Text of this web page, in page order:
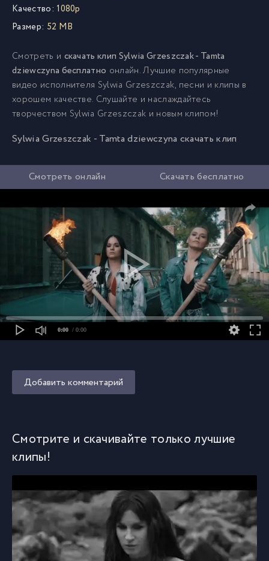
Качество: 1080p
Размер: 52 MB
Смотреть и скачать клип Sylwia Grzeszczak - Tamta
dziewczyna бесплатно онлайн. Лучшие популярные
видео исполнителя Sylwia Grzeszczak, песни и клипы в
хорошем качестве. Слушайте и наслаждайтесь
творчеством Sylwia Grzeszczak и новым клипом!
Sylwia Grzeszczak - Tamta dziewczyna скачать клип
Смотреть онлайн Скачать бесплатно
0:00 / 0:00
Добавить комментарий
Смотрите и скачивайте только лучшие
клипы!